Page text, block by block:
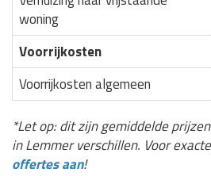
woning
Voorrijkosten
Voorrijkosten algemeen
*Let op: dit zijn gemiddelde
in Lemmer verschillen. Voor
offertes aan!